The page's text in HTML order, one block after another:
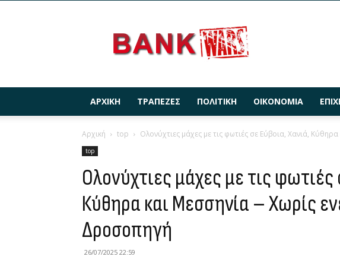
ΑΡΧΙΚΉ ΤΡΆΠΕΖΕΣ ΠΟΛΙΤΙΚΉ ΟΙΚΟΝΟΜΊΑ
Αρχική top Ολονύχτιες μάχες με τις φωτιές σε Εύβοια, Χανιά,
top
Ολονύχτιες μάχες με τις φωτιές
Κύθηρα και Μεσσηνία – Χωρίς
Δροσοπηγή
26/07/2025 22:59